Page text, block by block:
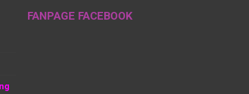
FANPAGE FACEBOOK